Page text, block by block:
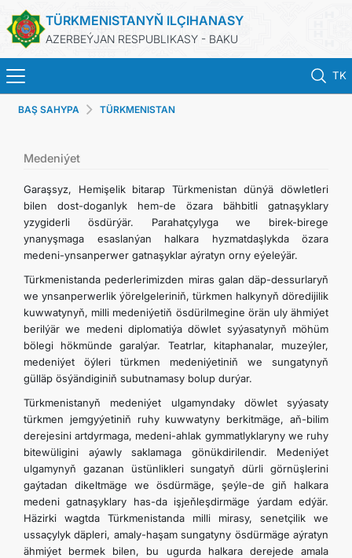
TÜRKMENISTANYŇ ILÇIHANASY
AZERBEÝJAN RESPUBLIKASY - BAKU
TK
BAŞ SAHYPA
TÜRKMENISTAN
KONSULLYK HYZMATLARY
DIM
ARAGATNAŞYK
BAŞ SAHYPA TÜRKMENISTAN
Medeniýet
Garaşsyz, Hemişelik bitarap Türkmenistan dünýä döwletleri
bilen dost-doganlyk hem-de özara bähbitli gatnaşyklary
yzygiderli ösdürýär. Parahatçylyga we birek-birege
ynanyşmaga esaslanýan halkara hyzmatdaşlykda özara
medeni-ynsanperwer gatnaşyklar aýratyn orny eýeleýär.
Türkmenistanda pederlerimizden miras galan däp-dessurlaryň
we ynsanperwerlik ýörelgeleriniň, türkmen halkynyň döredijilik
kuwwatynyň, milli medeniýetiň ösdürilmegine örän uly ähmiýet
berilýär we medeni diplomatiýa döwlet syýasatynyň möhüm
bölegi hökmünde garalýar. Teatrlar, kitaphanalar, muzeýler,
medeniýet öýleri türkmen medeniýetiniň we sungatynyň
gülläp ösýändiginiň subutnamasy bolup durýar.
Türkmenistanyň medeniýet ulgamyndaky döwlet syýasaty
türkmen jemgyýetiniň ruhy kuwwatyny berkitmäge, aň-bilim
derejesini artdyrmaga, medeni-ahlak gymmatlyklaryny we ruhy
bitewüligini aýawly saklamaga gönükdirilendir. Medeniýet
ulgamynyň gazanan üstünlikleri sungatyň dürli görnüşlerini
gaýtadan dikeltmäge we ösdürmäge, şeýle-de giň halkara
medeni gatnaşyklary has-da işjeňleşdirmäge ýardam edýär.
Häzirki wagtda Türkmenistanda milli mirasy, senetçilik we
ussaçylyk däpleri, amaly-haşam sungatyny ösdürmäge aýratyn
ähmiýet bermek bilen, bu ugurda halkara derejede amala